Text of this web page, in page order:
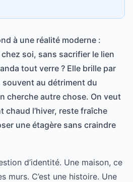
à une réalité moderne :
chez soi, sans sacrifier le lien
tout verre ? Elle brille par
au détriment du
cherche autre chose. On veut
chaud l’hiver, reste fraîche
une étagère sans craindre
d’identité. Une maison, ce
murs. C’est une histoire. Une